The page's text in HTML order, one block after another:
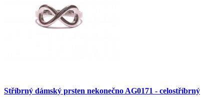
Stříbrný dámský prsten nekonečno AG0171 - celostříbrný